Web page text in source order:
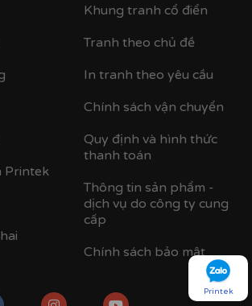
nhựa composite bản khung nhỏ
Printek
Khung tranh cổ điển
Tranh theo chủ đề
In tranh theo yêu cầu
Chính sách vận chuyển
Quy định và hình thức
thanh toán
Thông tin sản phẩm -
dịch vụ do công ty cung
cấp
Chính sách bảo mật
Printek